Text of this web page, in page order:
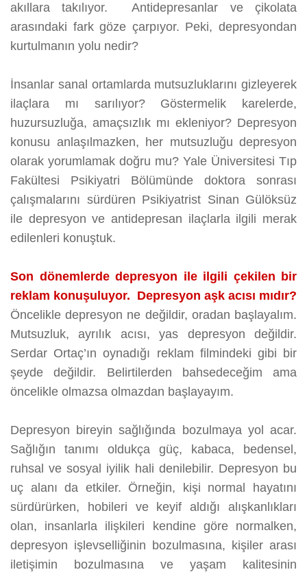
akıllara takılıyor. Antidepresanlar ve çikolata
arasındaki fark göze çarpıyor. Peki, depresyondan
kurtulmanın yolu nedir?
İnsanlar sanal ortamlarda mutsuzluklarını gizleyerek
ilaçlara mı sarılıyor? Göstermelik karelerde,
huzursuzluğa, amaçsızlık mı ekleniyor? Depresyon
konusu anlaşılmazken, her mutsuzluğu depresyon
olarak yorumlamak doğru mu? Yale Üniversitesi Tıp
Fakültesi Psikiyatri Bölümünde doktora sonrası
çalışmalarını sürdüren Psikiyatrist Sinan Gülöksüz
ile depresyon ve antidepresan ilaçlarla ilgili merak
edilenleri konuştuk.
Son dönemlerde depresyon ile ilgili çekilen bir
reklam konuşuluyor. Depresyon aşk acısı mıdır?
Öncelikle depresyon ne değildir, oradan başlayalım.
Mutsuzluk, ayrılık acısı, yas depresyon değildir.
Serdar Ortaç’ın oynadığı reklam filmindeki gibi bir
şeyde değildir. Belirtilerden bahsedeceğim ama
öncelikle olmazsa olmazdan başlayayım.
Depresyon bireyin sağlığında bozulmaya yol acar.
Sağlığın tanımı oldukça güç, kabaca, bedensel,
ruhsal ve sosyal iyilik hali denilebilir. Depresyon bu
uç alanı da etkiler. Örneğin, kişi normal hayatını
sürdürürken, hobileri ve keyif aldığı alışkanlıkları
olan, insanlarla ilişkileri kendine göre normalken,
depresyon işlevselliğinin bozulmasına, kişiler arası
iletişimin bozulmasına ve yaşam kalitesinin